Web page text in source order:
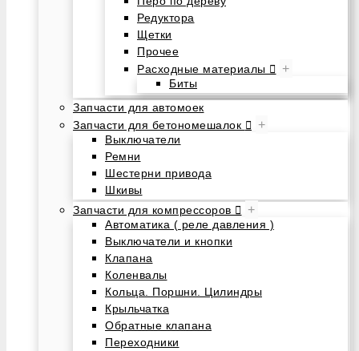
Редуктора
Щетки
Прочее
Расходные материалы
+
Биты
Запчасти для автомоек
Запчасти для бетономешалок
+
Выключатели
Ремни
Шестерни привода
Шкивы
Запчасти для компрессоров
+
Автоматика ( реле давления )
Выключатели и кнопки
Клапана
Коленвалы
Кольца. Поршни. Цилиндры
Крыльчатка
Обратные клапана
Переходники